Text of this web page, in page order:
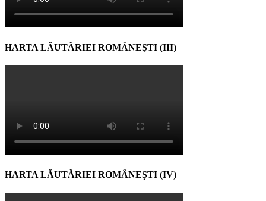
HARTA LĂUTĂRIEI ROMÂNEŞTI (III)
HARTA LĂUTĂRIEI ROMÂNEŞTI (IV)